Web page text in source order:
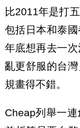
比2011年是打
包括日本和泰
年底想再去一
亂更舒服的台
規畫得不錯。
Cheap列舉一